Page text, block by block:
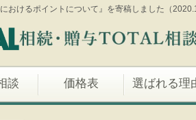
おけるポイントについて』を寄稿しました（
談 価格表 選ばれる理